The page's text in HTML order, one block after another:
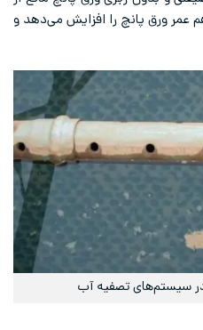
ورق پانچ را افزایش می‌دهد و
سیستم‌های تصفیه آب